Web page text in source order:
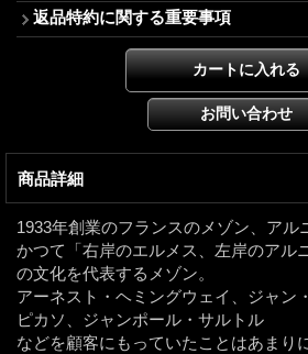
返品特約に関する重要事項
商品詳細
1933年創業のフランスのメゾン、アル
かつて「右岸のエルメス、左岸のアル
の文化を代表するメゾン。
アーネスト・ヘミングウェイ、ジャン
ピカソ、ジャンポール・サルトル
などを顧客にもっていたことはあまり